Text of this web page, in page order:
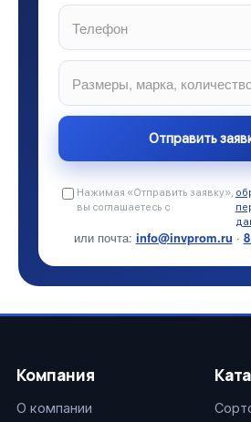
Нажимая «Отправить заявку»,
вы соглашаетесь с
или почта: info@invprom.ru ·
Компания
О компании